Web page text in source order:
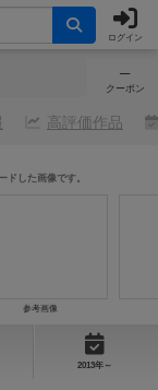
ログイン
─
クーポン
高評価作品
参考画像
ドした画像です。
2013年～